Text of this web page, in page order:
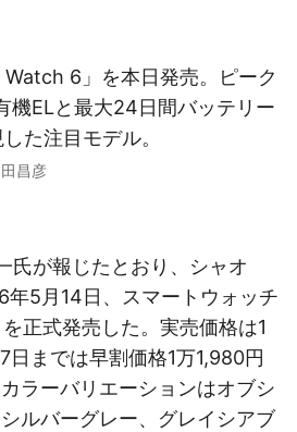
6」を本日発売。ピーク
機ELと最大24日間バッテリー
た注目モデル。
昌彦
氏が報じたとおり、シャオ
年5月14日、スマートウォッチ
正式発売した。実売価格は1
までは早割価格1万1,980円
ラーバリエーションはオブシ
ルバーグレー、グレイシアブ